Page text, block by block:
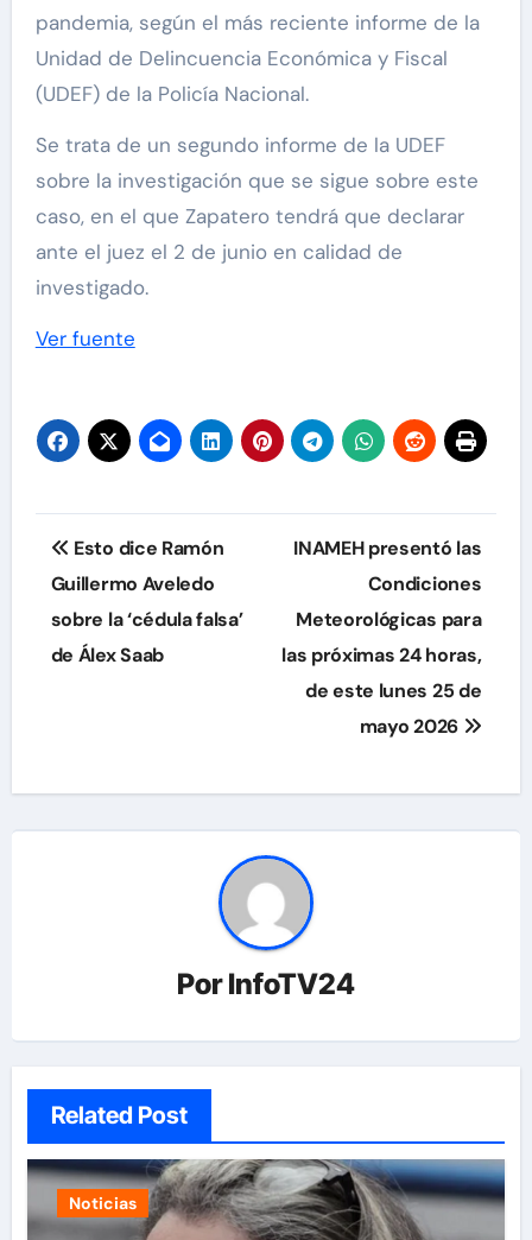
pandemia, según el más reciente informe de la
Unidad de Delincuencia Económica y Fiscal
(UDEF) de la Policía Nacional.
Se trata de un segundo informe de la UDEF
sobre la investigación que se sigue sobre este
caso, en el que Zapatero tendrá que declarar
ante el juez el 2 de junio en calidad de
investigado.
Ver fuente
Navegación
de
entradas
Esto dice Ramón
Guillermo Aveledo
sobre la ‘cédula falsa’
de Álex Saab
INAMEH presentó las
Condiciones
Meteorológicas para
las próximas 24 horas,
de este lunes 25 de
mayo 2026
PorInfoTV24
Related Post
Noticias